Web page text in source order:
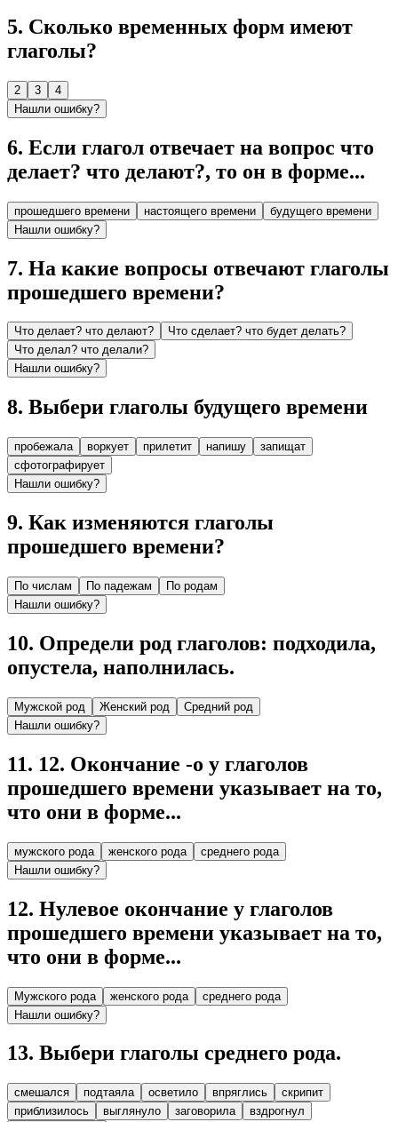
5. Сколько временных форм имеют
глаголы?
2 3
4
Нашли ошибку?
6. Если глагол отвечает на вопрос что
делает? что делают?, то он в форме...
прошедшего времени настоящего времени
будущего времени
Нашли ошибку?
7. На какие вопросы отвечают глаголы
прошедшего времени?
Что делает? что делают?
Что сделает? что будет делать?
Что делал? что делали?
Нашли ошибку?
8. Выбери глаголы будущего времени
пробежала воркует прилетит напишу
запищат
сфотографирует
Нашли ошибку?
9. Как изменяются глаголы
прошедшего времени?
По числам По падежам
По родам
Нашли ошибку?
10. Определи род глаголов: подходила,
опустела, наполнилась.
Мужской род Женский род
Средний род
Нашли ошибку?
11. 12. Окончание -о у глаголов
прошедшего времени указывает на то,
что они в форме...
мужского рода женского рода
среднего рода
Нашли ошибку?
12. Нулевое окончание у глаголов
прошедшего времени указывает на то,
что они в форме...
Мужского рода женского рода
среднего рода
Нашли ошибку?
13. Выбери глаголы среднего рода.
смешался подтаяла осветило впряглись
скрипит
приблизилось
выглянуло заговорила
вздрогнул